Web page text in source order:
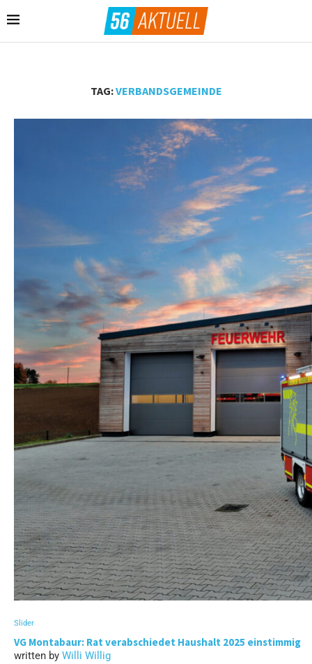
TAG:VERBANDSGEMEINDE
Slider
VG Montabaur: Rat verabschiedet Haushalt 2025 einstimmig
written by Willi Willig